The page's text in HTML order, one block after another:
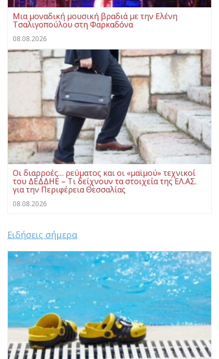
Μια μοναδική μουσική βραδιά με την Ελένη
Τσαλιγοπούλου στη Φαρκαδόνα
08.08.2026
Οι διαρροές… ρεύματος και οι «μαϊμού» τεχνικοί
του ΔΕΔΔΗΕ – Τι δείχνουν τα στοιχεία της ΕΛ.ΑΣ.
για την Περιφέρεια Θεσσαλίας
08.08.2026
Ειδήσεις σήμερα